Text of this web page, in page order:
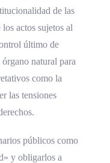
de las
actos sujetos al
último de
natural para
como la
las tensiones
públicos como
y obligarlos a